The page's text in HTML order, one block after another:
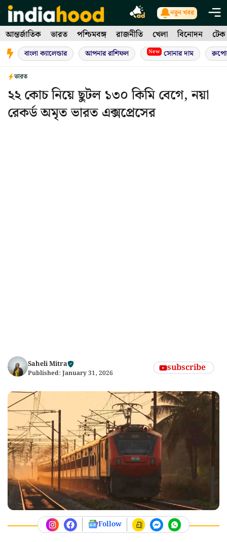
Skip
to
content
নতুন খবর
আন্তর্জাতিক ভারত পশ্চিমবঙ্গ রাজনীতি খেলা বিনোদন টেক
বাংলা ক্যালেন্ডার আপনার রাশিফল New সোনার দাম
ভারত
২২ কোচ নিয়ে ছুটল ১৩০ কিমি বেগে, নয়া
রেকর্ড অমৃত ভারত এক্সপ্রেসের
Saheli Mitra
Published: January 31, 2026 subscribe
Follow